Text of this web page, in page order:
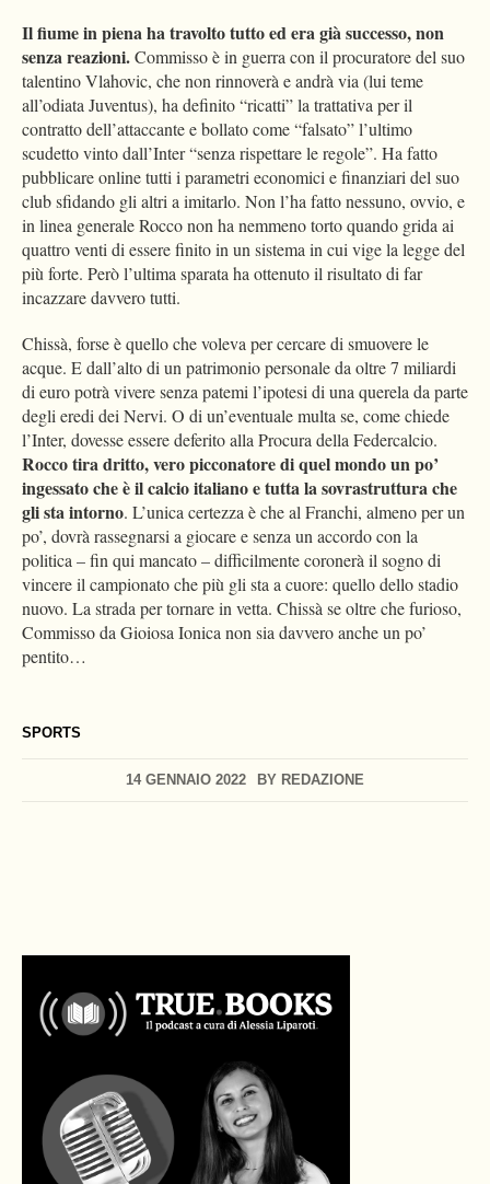
SPORTS
14 GENNAIO 2022 BY REDAZIONE
Il fiume in piena ha travolto tutto ed era già successo, non
senza reazioni.Commisso è in guerra con il procuratore del suo
talentino Vlahovic, che non rinnoverà e andrà via (lui teme
all’odiata Juventus), ha definito “ricatti” la trattativa per il
contratto dell’attaccante e bollato come “falsato” l’ultimo
scudetto vinto dall’Inter “senza rispettare le regole”. Ha fatto
pubblicare online tutti i parametri economici e finanziari del suo
club sfidando gli altri a imitarlo. Non l’ha fatto nessuno, ovvio, e
in linea generale Rocco non ha nemmeno torto quando grida ai
quattro venti di essere finito in un sistema in cui vige la legge del
più forte. Però l’ultima sparata ha ottenuto il risultato di far
incazzare davvero tutti.
Chissà, forse è quello che voleva per cercare di smuovere le
acque. E dall’alto di un patrimonio personale da oltre 7 miliardi
di euro potrà vivere senza patemi l’ipotesi di una querela da parte
degli eredi dei Nervi. O di un’eventuale multa se, come chiede
l’Inter, dovesse essere deferito alla Procura della Federcalcio.
Rocco tira dritto, vero picconatore di quel mondo un po’
ingessato che è il calcio italiano e tutta la sovrastruttura che
gli sta intorno. L’unica certezza è che al Franchi, almeno per un
po’, dovrà rassegnarsi a giocare e senza un accordo con la
politica – fin qui mancato – difficilmente coronerà il sogno di
vincere il campionato che più gli sta a cuore: quello dello stadio
nuovo. La strada per tornare in vetta. Chissà se oltre che furioso,
Commisso da Gioiosa Ionica non sia davvero anche un po’
pentito…